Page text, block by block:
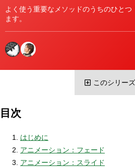
よく使う重要なメソッドのうちのひと
ます。
ー
このシリー
目次
はじめに
アニメーション：フェード
アニメーション：スライド